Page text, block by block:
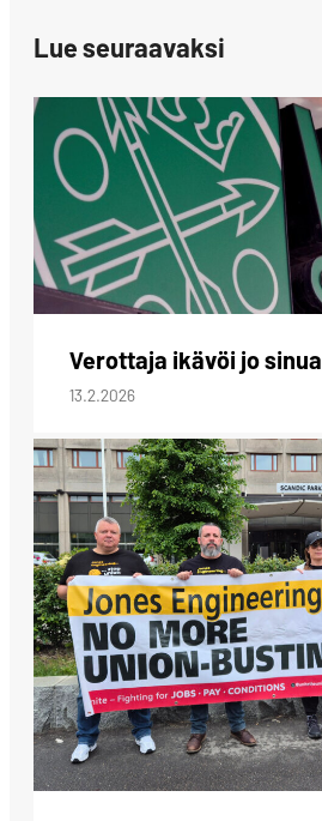
Lue seuraavaksi
Verottaja ikävöi jo sinua
13.2.2026